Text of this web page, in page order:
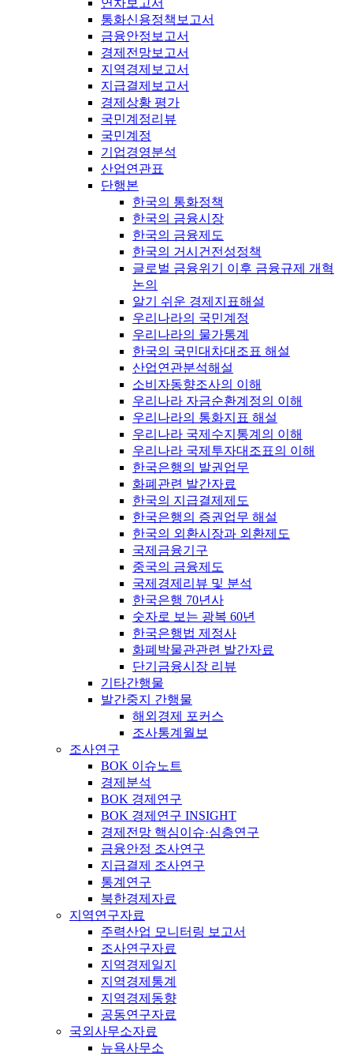
연차보고서
통화신용정책보고서
금융안정보고서
경제전망보고서
지역경제보고서
지급결제보고서
경제상황 평가
국민계정리뷰
국민계정
기업경영분석
산업연관표
단행본
한국의 통화정책
한국의 금융시장
한국의 금융제도
한국의 거시건전성정책
글로벌 금융위기 이후 금융규제 개혁
논의
알기 쉬운 경제지표해설
우리나라의 국민계정
우리나라의 물가통계
한국의 국민대차대조표 해설
산업연관분석해설
소비자동향조사의 이해
우리나라 자금순환계정의 이해
우리나라의 통화지표 해설
우리나라 국제수지통계의 이해
우리나라 국제투자대조표의 이해
한국은행의 발권업무
화폐관련 발간자료
한국의 지급결제제도
한국은행의 증권업무 해설
한국의 외환시장과 외환제도
국제금융기구
중국의 금융제도
국제경제리뷰 및 분석
한국은행 70년사
숫자로 보는 광복 60년
한국은행법 제정사
화폐박물관관련 발간자료
단기금융시장 리뷰
기타간행물
발간중지 간행물
해외경제 포커스
조사통계월보
조사연구
BOK 이슈노트
경제분석
BOK 경제연구
BOK 경제연구 INSIGHT
경제전망 핵심이슈·심층연구
금융안정 조사연구
지급결제 조사연구
통계연구
북한경제자료
지역연구자료
주력산업 모니터링 보고서
조사연구자료
지역경제일지
지역경제통계
지역경제동향
공동연구자료
국외사무소자료
뉴욕사무소